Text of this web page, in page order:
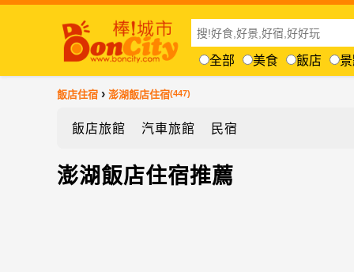
全部 美食 飯店
飯店住宿 › 澎湖飯店住宿(447)
飯店旅館 汽車旅館 民宿
澎湖飯店住宿推薦